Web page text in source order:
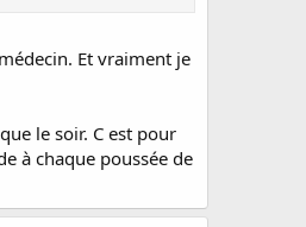
Et vraiment je
le soir. C est pour
à chaque poussée de